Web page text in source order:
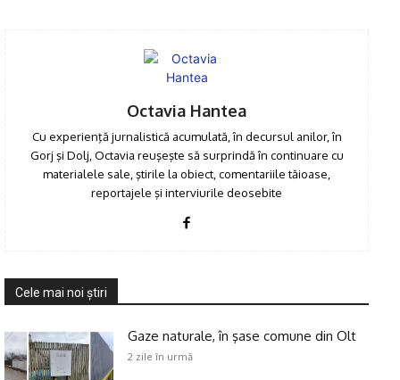
Click pe imagine
Octavia Hantea
Cu experienţă jurnalistică acumulată, în decursul anilor, în
Gorj şi Dolj, Octavia reuşeşte să surprindă în continuare cu
materialele sale, ştirile la obiect, comentariile tăioase,
reportajele şi interviurile deosebite
Cele mai noi ştiri
Gaze naturale, în şase comune din Olt
2 zile în urmă